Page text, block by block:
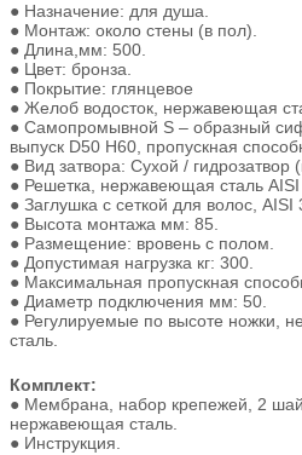
● Назначение: для душа.
● Монтаж: около стены (в пол).
● Длина,мм: 500.
● Цвет: бронза.
● Покрытие: глянцевое
● Желоб водосток, нержавеющая
● Самопромывной S – образный
выпуск D50 H60, пропускная
● Вид затвора: Сухой /
● Решетка, нержавеющая сталь
● Заглушка с сеткой для волос, AISI
● Высота монтажа мм: 85.
● Размещение: вровень с полом.
● Допустимая нагрузка кг: 300.
● Максимальная пропускная
● Диаметр подключения мм: 50.
● Регулируемые по высоте ножки,
сталь.
Комплект:
● Мембрана, набор крепежей, 2
нержавеющая сталь.
● Инструкция.